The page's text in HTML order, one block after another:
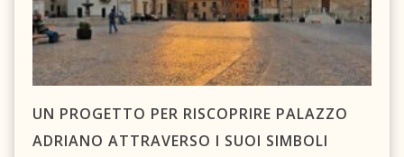
Galleria
Dove trovarci
Prenota un letto
UN PROGETTO PER RISCOPRIRE PALAZZO
ADRIANO ATTRAVERSO I SUOI SIMBOLI